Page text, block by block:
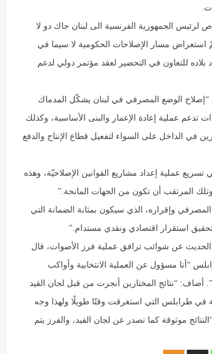
.
لرئيس الجمهورية الفرنسية الى لبنان جاك دو لا
استعراض مسار الإصلاحات الحكومية لا سيما في
بلاده للتعاون في التحضير لعقد مؤتمر دولي لدعم
“إصلاح الوضع المصرفي في لبنان يشكّل المدماك
تدعم عملية إعادة الإعمار والبنى الأساسية، وكذلك
في الداخل على السواء لتفعيل قطاع الإنتاج والدفع
عملية إعداد مشاريع القوانين الإصلاحيّة، وهذه
المرتقب أن تكون من الجهات المانحة”.
وإقراره، الذي سيكون بمثابة الضمانة التي
استقرار اقتصادي ونقدي مستدام”.
الحديث عن شوائب ترافق عملية فرز الأصوات، قال
“أنا مسؤول عن العملية الانتخابية وأواكب
أضاف: “نتائج المختارين أنجزت من قبل لجان القيد
في طرابلس التي استغرقت وقتًا طويلًا ولهذا وجه
موثوقة كما تصدر عن لجان القيد، والفرز يتم